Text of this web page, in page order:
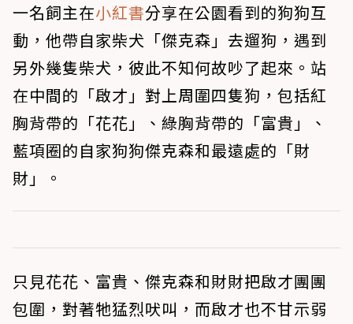
一名飼主在小紅書分享在公園看到的狗狗互
動，他帶自家柴犬「傑克森」去遛狗，遇到
另外幾隻柴犬，彼此不知何故吵了起來。站
在中間的「啟才」對上周圍四隻狗，包括紅
胸背帶的「花花」、綠胸背帶的「富貴」、
藍項圈的自家狗狗傑克森和最遠處的「財
財」。
只見花花、富貴、傑克森和財財把啟才團團
包圍，對著牠猛烈吠叫，而啟才也不甘示弱